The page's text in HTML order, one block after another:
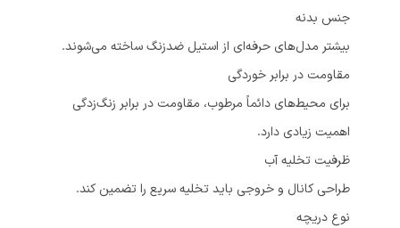
جنس بدنه
بیشتر مدل‌های حرفه‌ای از استیل ضدزنگ ساخته می‌شوند.
مقاومت در برابر خوردگی
برای محیط‌های دائماً مرطوب، مقاومت در برابر زنگ‌زدگی
اهمیت زیادی دارد.
ظرفیت تخلیه آب
طراحی کانال و خروجی باید تخلیه سریع را تضمین کند.
نوع دریچه